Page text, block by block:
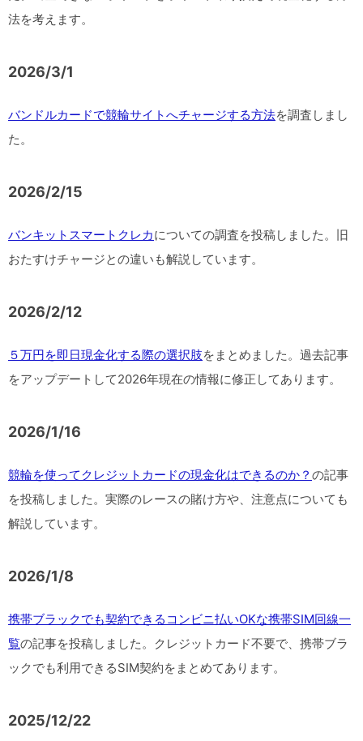
法を考えます。
2026/3/1
バンドルカードで競輪サイトへチャージする方法を調査しまし
た。
2026/2/15
バンキットスマートクレカについての調査を投稿しました。旧
おたすけチャージとの違いも解説しています。
2026/2/12
５万円を即日現金化する際の選択肢をまとめました。過去記事
をアップデートして2026年現在の情報に修正してあります。
2026/1/16
競輪を使ってクレジットカードの現金化はできるのか？ の記事
を投稿しました。実際のレースの賭け方や、注意点についても
解説しています。
2026/1/8
携帯ブラックでも契約できるコンビニ払いOKな携帯SIM回線一
覧の記事を投稿しました。クレジットカード不要で、携帯ブラ
ックでも利用できるSIM契約をまとめてあります。
2025/12/22